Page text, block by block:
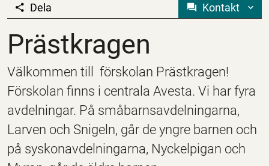
Prästkragen
Dela Kontakt
Prästkragen
Välkommen till förskolan Prästkragen!
Förskolan finns i centrala Avesta. Vi har fyra
avdelningar. På småbarnsavdelningarna,
Larven och Snigeln, går de yngre barnen och
på syskonavdelningarna, Nyckelpigan och